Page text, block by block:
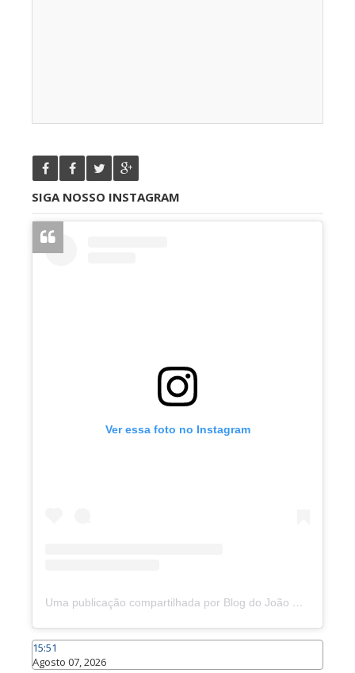
SIGA NOSSO INSTAGRAM
Ver essa foto no Instagram
Uma publicação compartilhada por Blog do João Marcolino (@joaomarcolinoneto)
15:51
Agosto 07, 2026